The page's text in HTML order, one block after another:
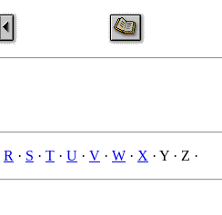
R · S · T · U · V · W · X · Y · Z ·